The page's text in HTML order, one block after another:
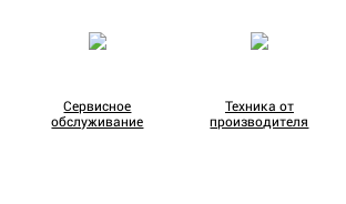
Сервисное
обслуживание
Техника от
производителя